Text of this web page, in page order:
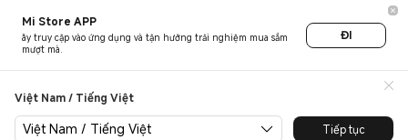
Mi Store APP
ãy truy cập vào ứng dụng và tận hưởng trải nghiệm mua sắm
mượt mà.
ĐI
Việt Nam / Tiếng Việt
Việt Nam / Tiếng Việt Tiếp tục